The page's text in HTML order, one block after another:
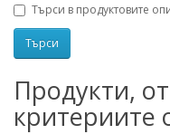
Търси в продуктовите
Продукти,
критериите